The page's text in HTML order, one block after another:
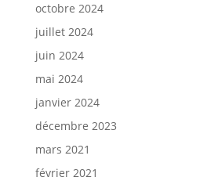
octobre 2024
juillet 2024
juin 2024
mai 2024
janvier 2024
décembre 2023
mars 2021
février 2021